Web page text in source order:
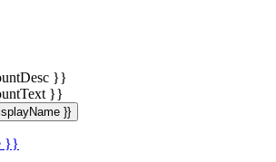
}}
}}
}}
}}